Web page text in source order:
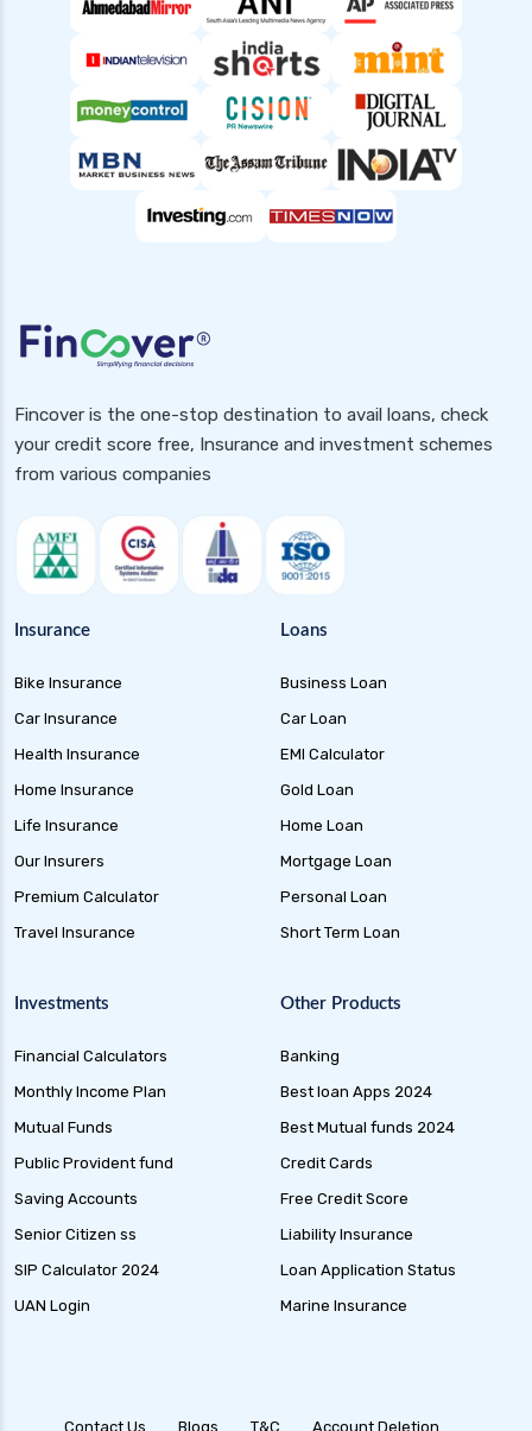
Fincover is the one-stop destination to avail loans, check
your credit score free, Insurance and investment schemes
from various companies
Insurance
Bike Insurance
Car Insurance
Health Insurance
Home Insurance
Life Insurance
Our Insurers
Premium Calculator
Travel Insurance
Loans
Business Loan
Car Loan
EMI Calculator
Gold Loan
Home Loan
Mortgage Loan
Personal Loan
Short Term Loan
Investments
Financial Calculators
Monthly Income Plan
Mutual Funds
Public Provident fund
Saving Accounts
Senior Citizen ss
SIP Calculator 2024
UAN Login
Other Products
Banking
Best loan Apps 2024
Best Mutual funds 2024
Credit Cards
Free Credit Score
Liability Insurance
Loan Application Status
Marine Insurance
Contact Us Blogs T&C Account Deletion